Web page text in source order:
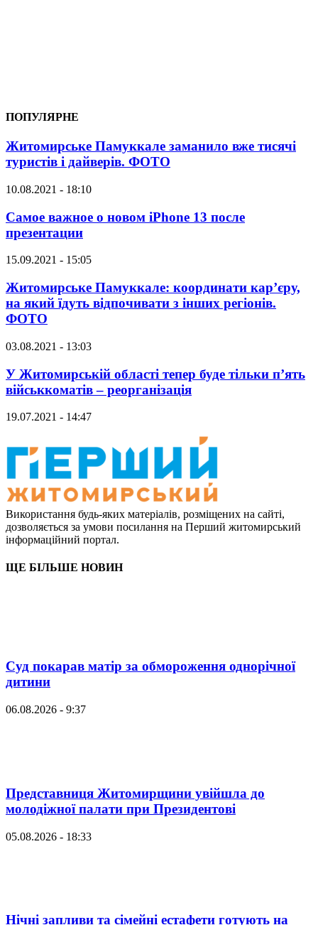
ПОПУЛЯРНЕ
Житомирське Памуккале заманило вже тисячі
туристів і дайверів. ФОТО
10.08.2021 - 18:10
Самое важное о новом iPhone 13 после
презентации
15.09.2021 - 15:05
Житомирське Памуккале: координати кар’єру,
на який їдуть відпочивати з інших регіонів.
ФОТО
03.08.2021 - 13:03
У Житомирській області тепер буде тільки п’ять
військкоматів – реорганізація
19.07.2021 - 14:47
Використання будь-яких матеріалів, розміщених на сайті,
дозволяється за умови посилання на Перший житомирський
інформаційний портал.
ЩЕ БІЛЬШЕ НОВИН
Суд покарав матір за обмороження однорічної
дитини
06.08.2026 - 9:37
Представниця Житомирщини увійшла до
молодіжної палати при Президентові
05.08.2026 - 18:33
Нічні запливи та сімейні естафети готують на